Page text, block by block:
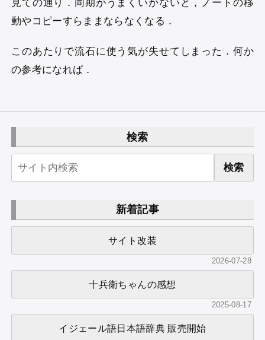
見ての通り．同期がうまくいかないと，ノートの移
動やコピーすらままならなくなる．
このあたりで流石に使う気が失せてしまった．何か
の参考になれば．
検索
検索
新着記事
サイト改装
2026-07-28
十兵衛ちゃんの感想
2025-08-17
イジェール語日本語辞典 販売開始